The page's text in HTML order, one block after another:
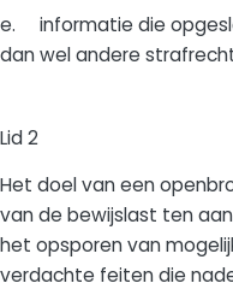
e. informatie die
dan wel andere
Lid 2
Het doel van een
van de bewijslast ten
het opsporen van
verdachte feiten die